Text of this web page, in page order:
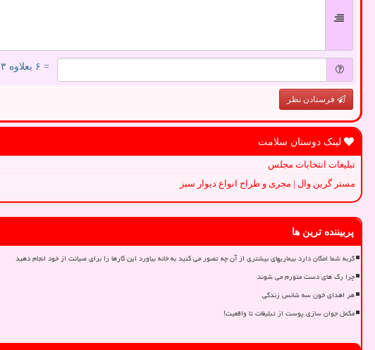
= ۶ بعلاوه ۳
فرستادن نظر
لینک دوستان سلامت
تبلیغات انتخابات مجلس
مستر گرین وال | مجری و طراح انواع دیوار سبز
پربیننده ترین ها
گربه شما امکان دارد بیماریهای بیشتری از آن چه تصور می کنید به خانه بیاورد این کارها را برای صیانت از خود انجام دهید
چرا رگ های دست متورم می شوند
هر اهدای خون سه شانس زندگی
مکمل جوان سازی پوست از تبلیغات تا واقعیت!